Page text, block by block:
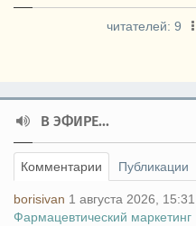
читателей: 9
В ЭФИРЕ...
Комментарии Публикации
borisivan 1 августа 2026, 15:31
Фармацевтический маркетинг